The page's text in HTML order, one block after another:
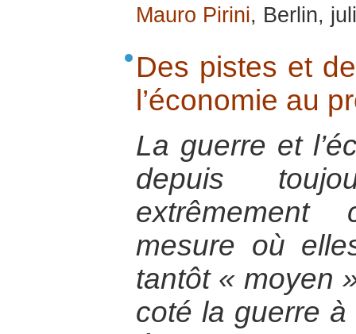
Mauro Pirini, Berlin,
Des pistes et
l’économie au
La guerre et
depuis
mesure où
tantôt « moyen
coté la guerre